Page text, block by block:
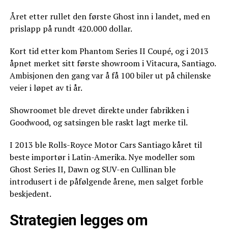
Året etter rullet den første Ghost inn i landet, med en
prislapp på rundt 420.000 dollar.
Kort tid etter kom Phantom Series II Coupé, og i 2013
åpnet merket sitt første showroom i Vitacura, Santiago.
Ambisjonen den gang var å få 100 biler ut på chilenske
veier i løpet av ti år.
Showroomet ble drevet direkte under fabrikken i
Goodwood, og satsingen ble raskt lagt merke til.
I 2013 ble Rolls-Royce Motor Cars Santiago kåret til
beste importør i Latin-Amerika. Nye modeller som
Ghost Series II, Dawn og SUV-en Cullinan ble
introdusert i de påfølgende årene, men salget forble
beskjedent.
Strategien legges om